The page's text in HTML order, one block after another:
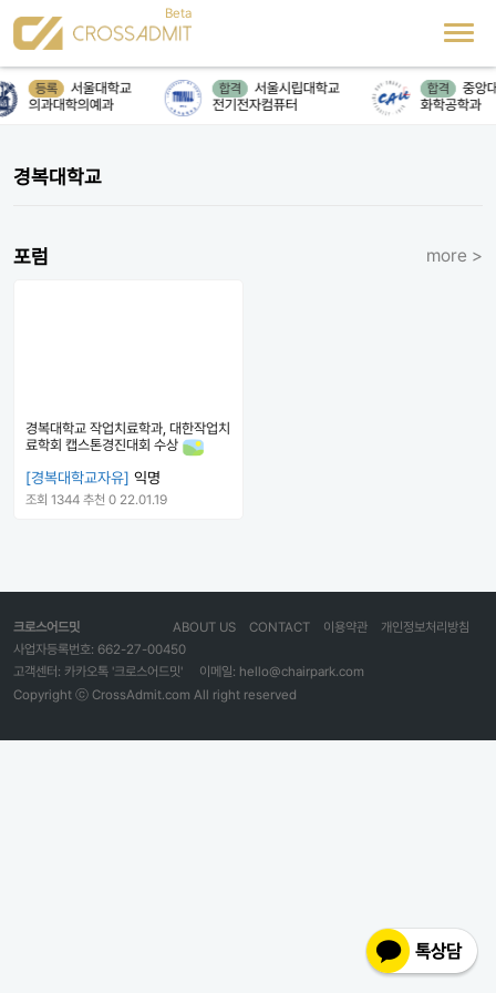
등록
서울대학교
의과대학의예과
합격
서울시립대학교
전기전자컴퓨터
합격
중앙
화학공학과
경복대학교
포럼 more >
경복대학교 작업치료학과, 대한작업치
료학회 캡스톤경진대회 수상
[경복대학교자유] 익명
조회 1344 추천 0 22.01.19
크로스어드밋 개인정보처리방침
이용약관
CONTACT
ABOUT US
사업자등록번호: 662-27-00450
고객센터: 카카오톡 '크로스어드밋'
이메일: hello@chairpark.com
Copyright ⓒ CrossAdmit.com All right reserved